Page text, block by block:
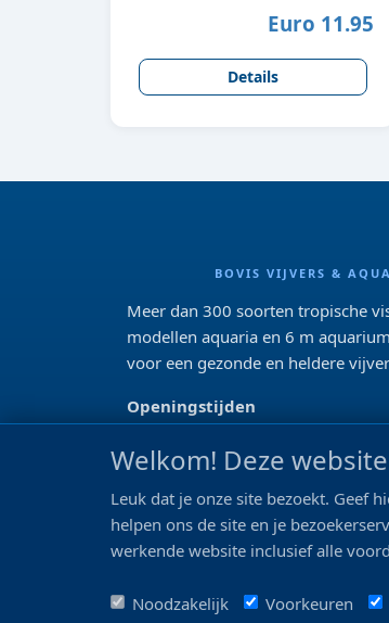
Euro 11.95
Details
BOVIS VIJVERS &
Meer dan 300 soorten tropische
modellen aquaria en 6 m
voor een gezonde en heldere
Openingstijden
Za: 09:00 - 17:00
REVIEWS
Welkom! Deze
Leuk dat je onze site bezoekt. Geef
helpen ons de site en je
werkende website inclusief alle
Noodzakelijk Voorkeuren